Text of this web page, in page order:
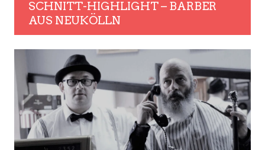
SCHNITT-HIGHLIGHT – BARBER
AUS NEUKÖLLN